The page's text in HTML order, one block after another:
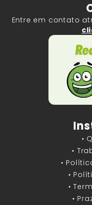
Entre em contato
•
•
•
•
•
•